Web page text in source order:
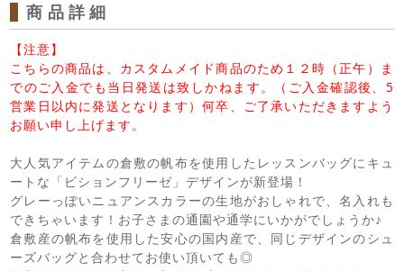
商品詳細
【注意】
こちらの商品は、カスタムメイド商品のため１２時（正午）ま
でのご入金でも当日発送は致しかねます。（ご入金確認後、5
営業日以内に発送となります）何卒、ご了承いただきますよう
お願い申し上げます。
大人気アイテムの倉敷の帆布を使用したレッスンバッグにキュ
ートな「ビションフリーゼ」デザインが新登場！
グレーっぽいニュアンスカラーの生地がおしゃれで、名入れも
できちゃいます！お子さまの通園や通学にいかがでしょうか♪
倉敷産の帆布を使用した安心の国内産で、同じデザインのシュ
ーズバッグと合わせてお使い頂いても◎